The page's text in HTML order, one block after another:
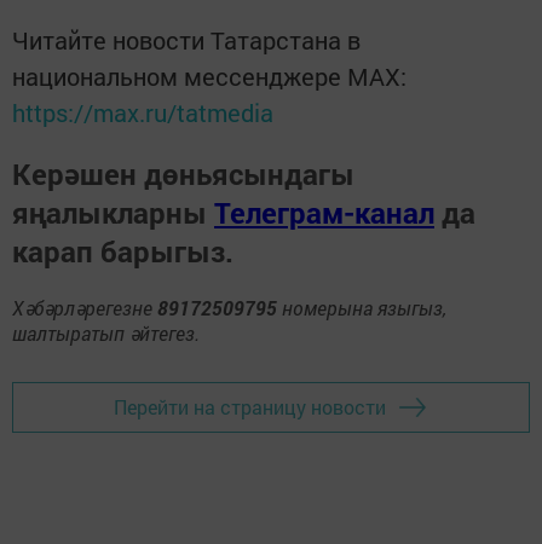
Читайте новости Татарстана в
национальном мессенджере MАХ:
https://max.ru/tatmedia
Керәшен дөньясындагы
яңалыкларны Телеграм-канал да
карап барыгыз.
Хәбәрләрегезне 89172509795 номерына языгыз,
шалтыратып әйтегез.
Перейти на страницу новости